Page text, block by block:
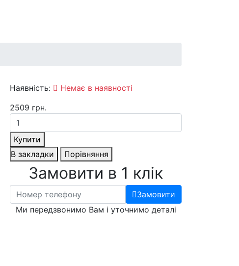
Наявність:
Немає в наявності
2509 грн.
Купити
В закладки
Порівняння
Замовити в 1 клік
Замовити
Ми передзвонимо Вам і уточнимо деталі